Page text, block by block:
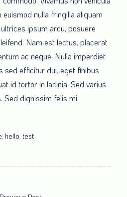
nulla fringilla aliquam
ipsum arcu, posuere
Nam est lectus, placerat
ac neque. Nulla imperdiet
sed efficitur dui, eget finibus
id tortor in lacinia. Sed varius
Sed dignissim felis mi.
, hello, test